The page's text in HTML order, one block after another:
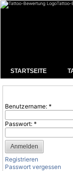
Tattoo-
STARTSEITE
Benutzername: *
Passwort: *
Registrieren
Passwort vergessen